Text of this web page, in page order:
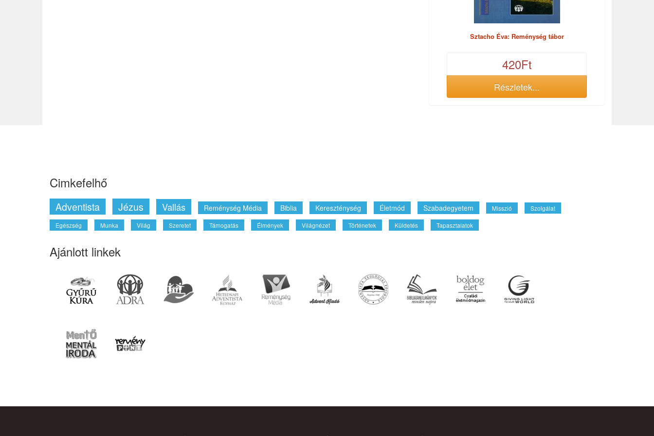
Sztacho Éva: Reménység tábor
420Ft
Részletek...
Cimkefelhő
Adventista Jézus Vallás Reménység Média Biblia Kereszténység Életmód Szabadegyetem Misszió Szolgálat
Egészség Munka Világ Szeretet Támogatás Élmények Világnézet Történetek Küldetés Tapasztalatok
Ajánlott linkek